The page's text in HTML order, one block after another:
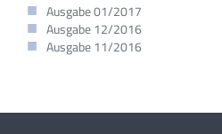
Ausgabe 01/2017
Ausgabe 12/2016
Ausgabe 11/2016